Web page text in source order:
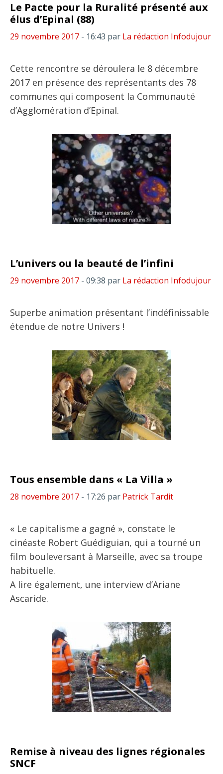
Le Pacte pour la Ruralité présenté aux
élus d’Epinal (88)
29 novembre 2017 - 16:43 par La rédaction Infodujour
Cette rencontre se déroulera le 8 décembre
2017 en présence des représentants des 78
communes qui composent la Communauté
d’Agglomération d’Epinal.
L’univers ou la beauté de l’infini
29 novembre 2017 - 09:38 par La rédaction Infodujour
Superbe animation présentant l’indéfinissable
étendue de notre Univers !
Tous ensemble dans « La Villa »
28 novembre 2017 - 17:26 par Patrick Tardit
« Le capitalisme a gagné », constate le
cinéaste Robert Guédiguian, qui a tourné un
film bouleversant à Marseille, avec sa troupe
habituelle.
A lire également, une interview d’Ariane
Ascaride.
Remise à niveau des lignes régionales
SNCF